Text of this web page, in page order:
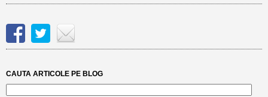
CAUTA ARTICOLE PE BLOG